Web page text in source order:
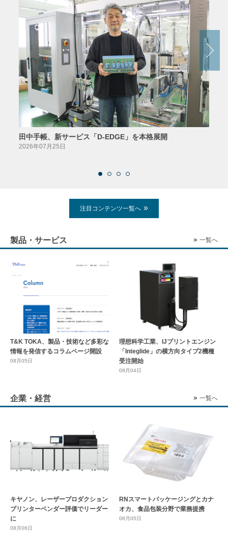
田中手帳、新サービス「D-EDGE」を本格展開
2026年07月25日
注目コンテンツ一覧へ
製品・サービス 一覧へ
T&K TOKA、製品・技術など多彩な
情報を発信するコラムページ開設
08月05日
理想科学工業、IJプリントエンジン
「Integlide」の横方向タイプ2機種
受注開始
08月04日
企業・経営 一覧へ
キヤノン、レーザープロダクション
プリンターベンダー評価でリーダー
に
08月06日
RNスマートパッケージングとカナ
オカ、食品包装分野で業務提携
08月05日